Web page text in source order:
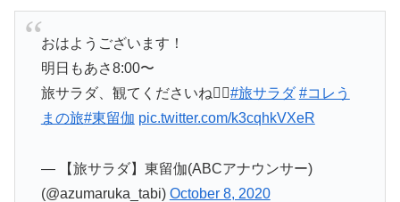
おはようございます！
明日もあさ8:00〜
旅サラダ、観てくださいね🏃‍♀️#旅サラダ #コレう
まの旅#東留伽 pic.twitter.com/k3cqhkVXeR
— 【旅サラダ】東留伽(ABCアナウンサー)
(@azumaruka_tabi) October 8, 2020